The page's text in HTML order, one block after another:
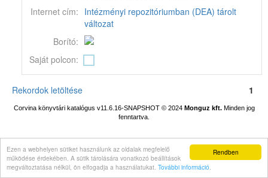
Rendben
Ezen a webhelyen sütiket használunk az oldalak megfelelő
működése érdekében. A sütik tárolására vonatkozó beállítások
megváltoztatása nélkül, ön elfogadja a használatukat. További információ.
Internet cím: Intézményi repozitóriumban (DEA) tárolt
változat
Borító:
Saját polcon:
Rekordok letöltése 1
Corvina könyvtári katalógus v11.6.16-SNAPSHOT© 2024 Monguz kft.Minden jog
fenntartva.